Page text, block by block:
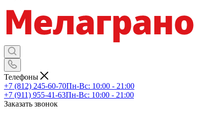
Телефоны
+7 (812) 245-60-70Пн-Вс: 10:00 - 21:00
+7 (911) 955-41-63Пн-Вс: 10:00 - 21:00
Заказать звонок